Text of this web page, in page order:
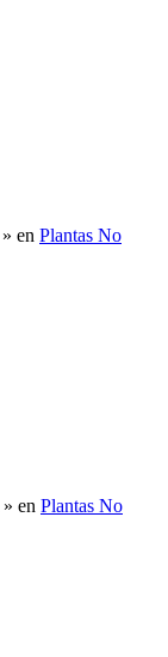
» en Plantas No
» en Plantas No